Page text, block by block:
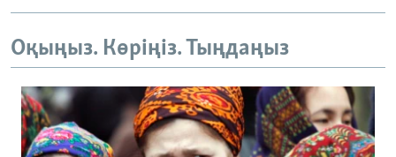
Оқыңыз. Көріңіз. Тыңдаңыз